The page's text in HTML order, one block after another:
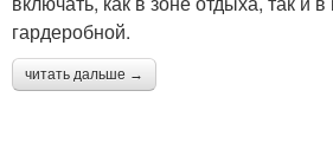
гардеробной.
читать дальше →